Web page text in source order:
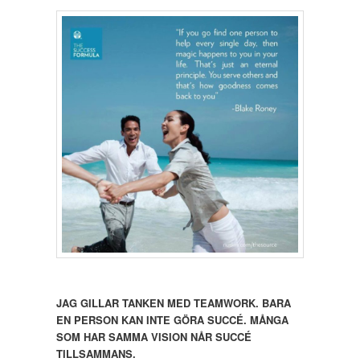
JAG GILLAR TANKEN MED TEAMWORK. BARA
EN PERSON KAN INTE GÖRA SUCCÉ. MÅNGA
SOM HAR SAMMA VISION NÅR SUCCÉ
TILLSAMMANS.